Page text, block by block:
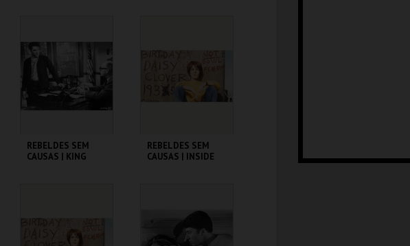
MAIS INFO
COMPRAR
MAIS INFO
COMPRAR
REBELDES SEM
CAUSAS | KING
MAIS INFO
REBELDES SEM
CAUSAS | INSIDE
MAIS INFO